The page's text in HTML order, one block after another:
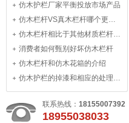
仿木护栏厂家平衡投放市场产品
仿木栏杆VS真木栏杆哪个更适用
仿木栏杆相比于其他材质栏杆有何优势
消费者如何甄别好坏仿木栏杆
仿木栏杆和仿木花箱的介绍
仿木护栏的掉漆和相应的处理办法
联系热线： 18155007392
18955038033